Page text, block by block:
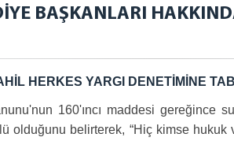
BAŞKANLARI
HERKES YARGI DENETİMİNE
160'ıncı maddesi gereğince
olduğunu belirterek, “Hiç kimse